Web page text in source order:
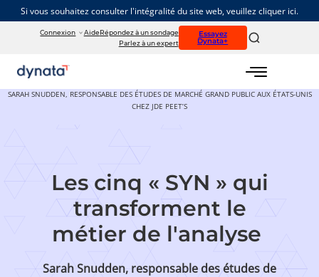
Si vous souhaitez consulter l'intégralité du site web, veuillez cliquer ici.
Connexion AideRépondez à un sondage
Parlez à un expert
Essayez
Dynata+
SARAH SNUDDEN, RESPONSABLE DES ÉTUDES DE MARCHÉ GRAND PUBLIC AUX ÉTATS-UNIS
CHEZ JDE PEET’S
Les cinq « SYN » qui
transforment le
métier de l'analyse
Sarah Snudden, responsable des études de